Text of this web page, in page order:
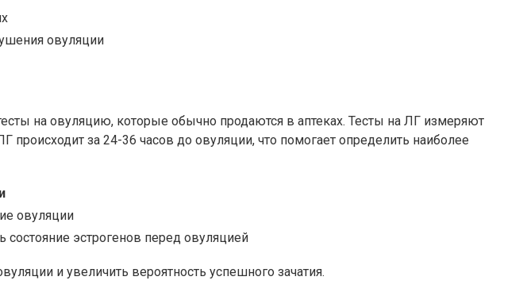
овуляции
на овуляцию, которые обычно продаются в аптеках. Тесты на ЛГ измеряют
за 24-36 часов до овуляции, что помогает определить наиболее
овуляции
состояние эстрогенов перед овуляцией
и увеличить вероятность успешного зачатия.